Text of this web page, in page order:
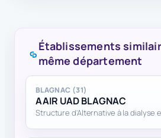
Établissements
même département
BLAGNAC (31)
AAIR UAD BLAGNAC
Structure d'Alternative à la dialyse